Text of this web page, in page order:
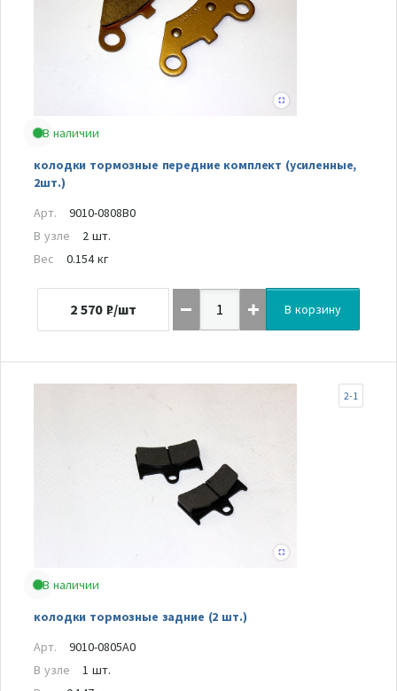
В наличии
колодки тормозные передние комплект (усиленные,
2шт.)
Арт.
9010-0808B0
В узле
2 шт.
Вес
0.154 кг
2 570 ₽/шт В корзину
В наличии
колодки тормозные задние (2 шт.)
2-1
Арт.
9010-0805A0
В узле
1 шт.